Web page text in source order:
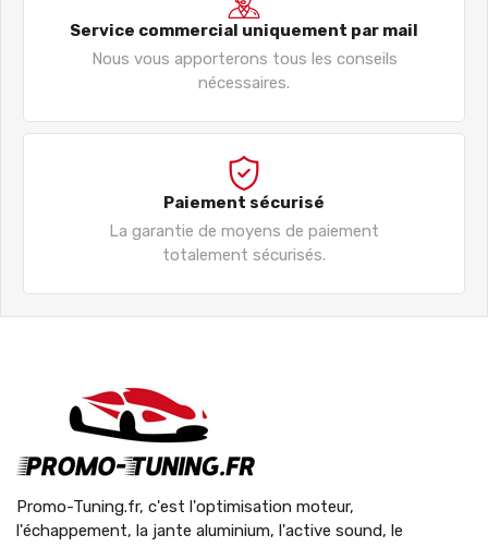
Service commercial uniquement par mail
Nous vous apporterons tous les conseils
nécessaires.
Paiement sécurisé
La garantie de moyens de paiement
totalement sécurisés.
Promo-Tuning.fr, c'est l'optimisation moteur,
l'échappement, la jante aluminium, l'active sound, le